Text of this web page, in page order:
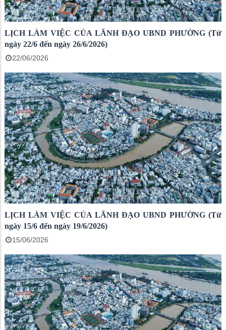
LỊCH LÀM VIỆC CỦA LÃNH ĐẠO UBND PHƯỜNG (Từ
ngày 22/6 đến ngày 26/6/2026)
22/06/2026
LỊCH LÀM VIỆC CỦA LÃNH ĐẠO UBND PHƯỜNG (Từ
ngày 15/6 đến ngày 19/6/2026)
15/06/2026